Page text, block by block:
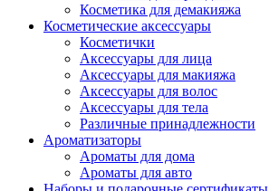
Косметика для демакияжа
Косметические аксессуары
Косметички
Аксессуары для лица
Аксессуары для макияжа
Аксессуары для волос
Аксессуары для тела
Различные принадлежности
Ароматизаторы
Ароматы для дома
Ароматы для авто